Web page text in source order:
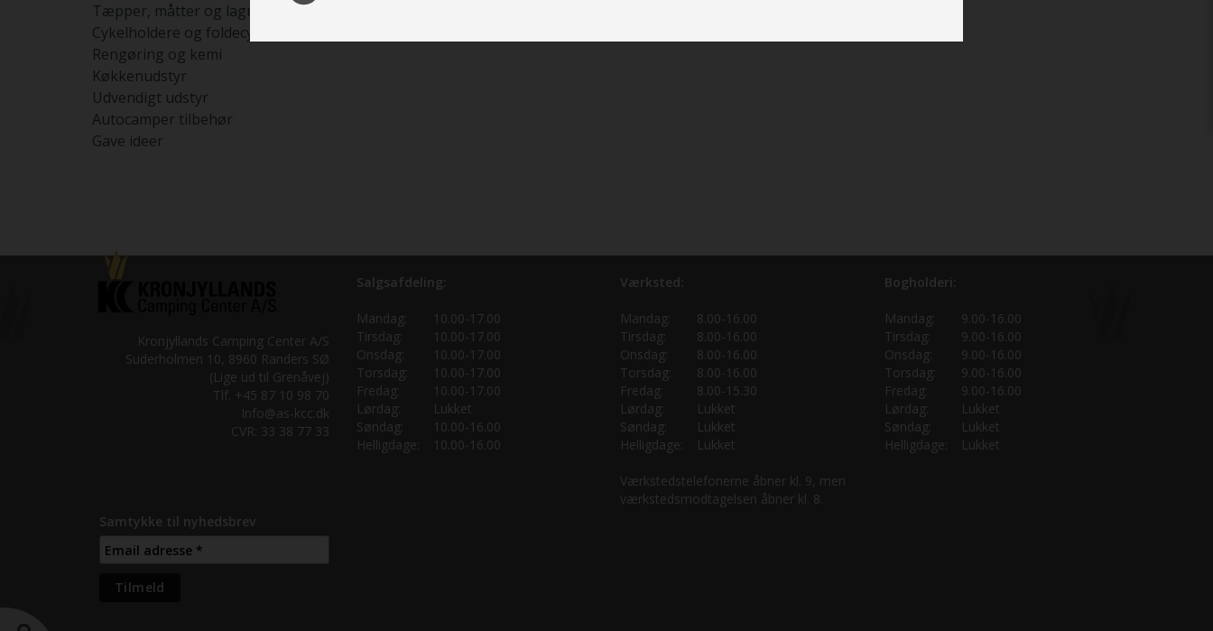
Tæpper, måtter og lagner
Cykelholdere og foldecykler
Rengøring og kemi
Køkkenudstyr
Udvendigt udstyr
Autocamper tilbehør
Gave ideer
Kronjyllands Camping Center A/S
Suderholmen 10, 8960 Randers SØ
(Lige ud til Grenåvej)
Tlf. +45 87 10 98 70
Info@as-kcc.dk
CVR: 33 38 77 33
Samtykke til nyhedsbrev
Salgsafdeling:
Mandag:
10.00-17.00
Tirsdag:
10.00-17.00
Onsdag:
10.00-17.00
Torsdag:
10.00-17.00
Fredag:
10.00-17.00
Lørdag:
Lukket
Søndag:
10.00-16.00
Helligdage:
10.00-16.00
Værksted:
Mandag:
8.00-16.00
Tirsdag:
8.00-16.00
Onsdag:
8.00-16.00
Torsdag:
8.00-16.00
Fredag:
8.00-15.30
Lørdag:
Lukket
Søndag:
Lukket
Helligdage:
Lukket
Værkstedstelefonerne åbner kl. 9, men
værkstedsmodtagelsen åbner kl. 8.
Bogholderi:
Mandag:
9.00-16.00
Tirsdag:
9.00-16.00
Onsdag:
9.00-16.00
Torsdag:
9.00-16.00
Fredag:
9.00-16.00
Lørdag:
Lukket
Søndag:
Lukket
Helligdage:
Lukket